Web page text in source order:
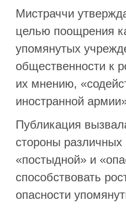
Мистраччи
целью поощрения
упомянутых
общественности к
их мнению,
иностранной
Публикация
стороны различных
«постыдной» и
способствовать
опасности